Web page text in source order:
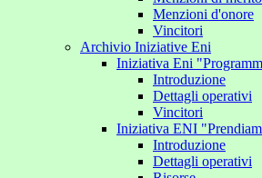
Menzioni d'onore
Vincitori
Archivio Iniziative Eni
Iniziativa Eni
Introduzione
Dettagli operativi
Vincitori
Iniziativa ENI
Introduzione
Dettagli operativi